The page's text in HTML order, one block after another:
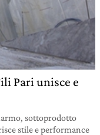
Pari unisce e
sottoprodotto
stile e performance